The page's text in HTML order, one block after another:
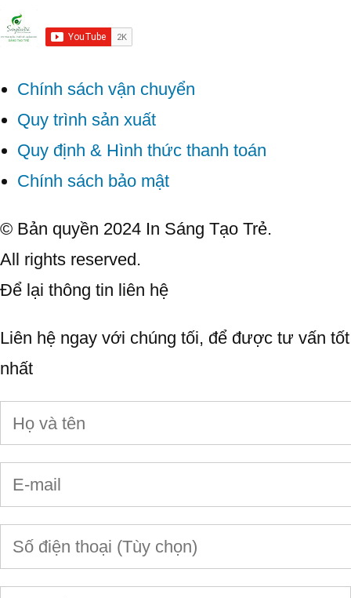
Chính sách vận chuyển
Quy trình sản xuất
Quy định & Hình thức thanh toán
Chính sách bảo mật
© Bản quyền 2024 In Sáng Tạo Trẻ.
All rights reserved.
Để lại thông tin liên hệ
Liên hệ ngay với chúng tối, để được tư vấn tốt
nhất